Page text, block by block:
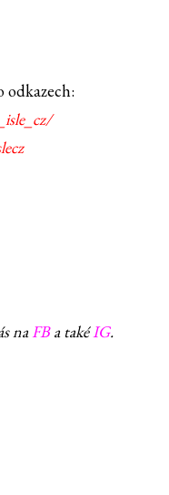
odkazech:
naFBa takéIG.